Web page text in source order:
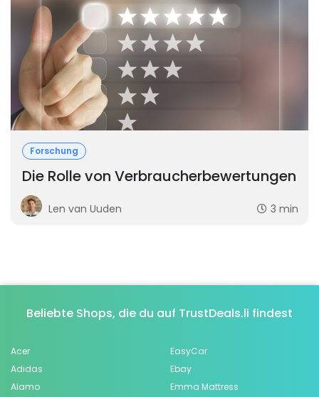
Forschung
Die Rolle von Verbraucherbewertungen
Len van Uuden 3 min
Beliebte Shops, die du auf TrustDeals.li findest
Acer
Adidas
Alamo
EasyCar
Ebay
Emma Mattress